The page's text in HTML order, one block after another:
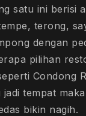
satu ini berisi
terong,
dengan
pilihan
Condong
tempat
bikin nagih.